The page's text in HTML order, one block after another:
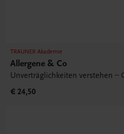
TRAUNER Akademie
Allergene & Co
Unverträglichkeiten verstehen –
€ 24,50